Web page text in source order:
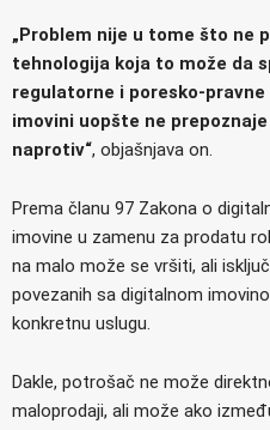
„Problem nije u tome što ne
tehnologija koja to može da
regulatorne i poresko-
imovini uopšte ne
naprotiv“, objašnjava on.
Prema članu 97 Zakona o
imovine u zamenu za prodatu
na malo može se vršiti, ali
povezanih sa digitalnom
konkretnu uslugu.
Dakle, potrošač ne može
maloprodaji, ali može ako